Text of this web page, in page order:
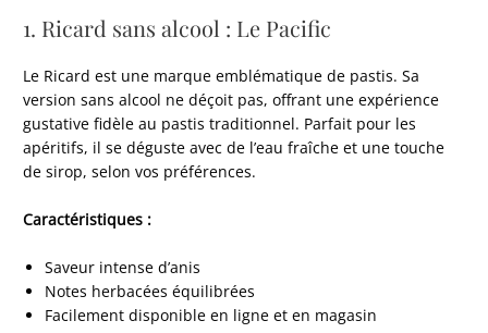
1. Ricard sans alcool : Le Pacific
Le Ricard est une marque emblématique de pastis. Sa
version sans alcool ne déçoit pas, offrant une expérience
gustative fidèle au pastis traditionnel. Parfait pour les
apéritifs, il se déguste avec de l’eau fraîche et une touche
de sirop, selon vos préférences.
Caractéristiques :
Saveur intense d’anis
Notes herbacées équilibrées
Facilement disponible en ligne et en magasin